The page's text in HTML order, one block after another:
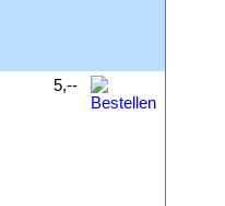
5,--